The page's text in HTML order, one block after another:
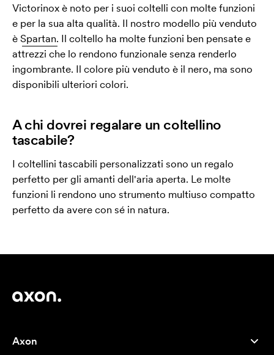
Victorinox è noto per i suoi coltelli con molte funzioni
e per la sua alta qualità. Il nostro modello più venduto
èSpartan. Il coltello ha molte funzioni ben pensate e
attrezzi che lo rendono funzionale senza renderlo
ingombrante. Il colore più venduto è il nero, ma sono
disponibili ulteriori colori.
A chi dovrei regalare un coltellino
tascabile?
I coltellini tascabili personalizzati sono un regalo
perfetto per gli amanti dell'aria aperta. Le molte
funzioni li rendono uno strumento multiuso compatto
perfetto da avere con sé in natura.
Axon